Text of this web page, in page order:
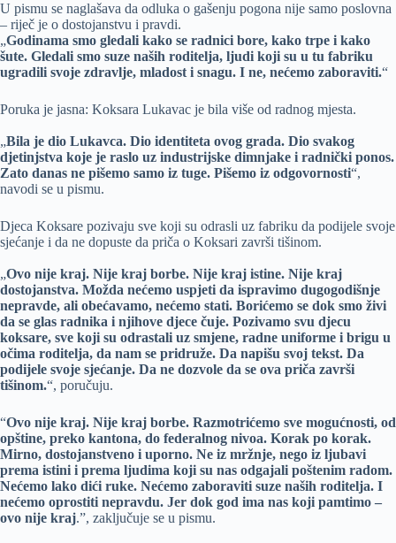
U pismu se naglašava da odluka o gašenju pogona nije samo poslovna
– riječ je o dostojanstvu i pravdi.
„Godinama smo gledali kako se radnici bore, kako trpe i kako
šute. Gledali smo suze naših roditelja, ljudi koji su u tu fabriku
ugradili svoje zdravlje, mladost i snagu. I ne, nećemo zaboraviti.“
Poruka je jasna: Koksara Lukavac je bila više od radnog mjesta.
„Bila je dio Lukavca. Dio identiteta ovog grada. Dio svakog
djetinjstva koje je raslo uz industrijske dimnjake i radnički ponos.
Zato danas ne pišemo samo iz tuge. Pišemo iz odgovornosti“,
navodi se u pismu.
Djeca Koksare pozivaju sve koji su odrasli uz fabriku da podijele svoje
sjećanje i da ne dopuste da priča o Koksari završi tišinom.
„Ovo nije kraj. Nije kraj borbe. Nije kraj istine. Nije kraj
dostojanstva. Možda nećemo uspjeti da ispravimo dugogodišnje
nepravde, ali obećavamo, nećemo stati. Borićemo se dok smo živi
da se glas radnika i njihove djece čuje. Pozivamo svu djecu
koksare, sve koji su odrastali uz smjene, radne uniforme i brigu u
očima roditelja, da nam se pridruže. Da napišu svoj tekst. Da
podijele svoje sjećanje. Da ne dozvole da se ova priča završi
tišinom.“, poručuju.
“Ovo nije kraj. Nije kraj borbe. Razmotrićemo sve mogućnosti, od
opštine, preko kantona, do federalnog nivoa. Korak po korak.
Mirno, dostojanstveno i uporno. Ne iz mržnje, nego iz ljubavi
prema istini i prema ljudima koji su nas odgajali poštenim radom.
Nećemo lako dići ruke. Nećemo zaboraviti suze naših roditelja. I
nećemo oprostiti nepravdu. Jer dok god ima nas koji pamtimo –
ovo nije kraj.”, zaključuje se u pismu.